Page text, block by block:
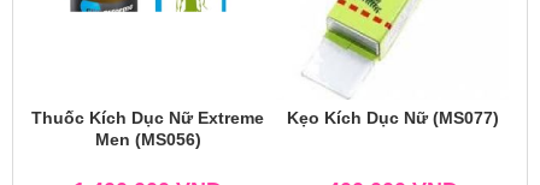
Thuốc Kích Dục Nữ Extreme
Men (MS056)
Kẹo Kích Dục Nữ (MS077)